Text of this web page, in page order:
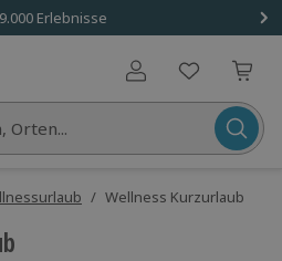
Erlebnisse
Benutzerkonto
Orten...
/ Wellness Kurzurlaub